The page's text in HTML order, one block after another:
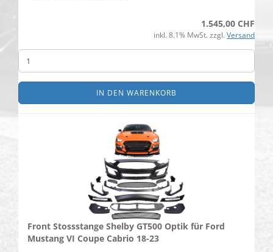
1.545,00 CHF
inkl. 8.1% MwSt. zzgl. Versand
IN DEN WARENKORB
Front Stossstange Shelby GT500 Optik für Ford
Mustang VI Coupe Cabrio 18-23